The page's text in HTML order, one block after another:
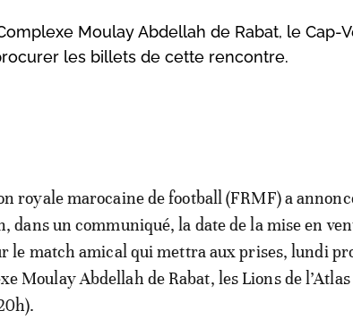
Moulay Abdellah de Rabat, le Cap-
les billets de cette rencontre.
royale marocaine de football (FRMF) a
dans un communiqué, la date de la mise en
le match amical qui mettra aux prises, lundi
Moulay Abdellah de Rabat, les Lions de